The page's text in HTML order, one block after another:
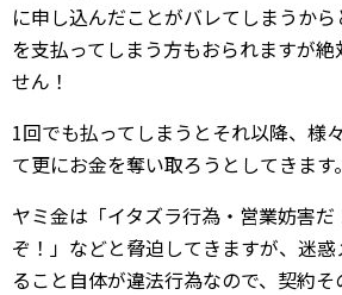
に申し込んだことがバレてしまうか
を支払ってしまう方もおられますが
せん！
1回でも払ってしまうとそれ以降、様
て更にお金を奪い取ろうとしてきます。
ヤミ金は「イタズラ行為・営業妨害
ぞ！」などと脅迫してきますが、迷
ること自体が違法行為なので、契約